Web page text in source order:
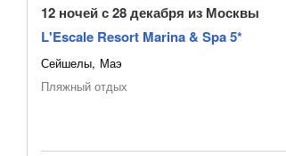
12 ночей с 28 декабря из Москвы
L'Escale Resort Marina & Spa 5*
Сейшелы Маэ
Пляжный отдых